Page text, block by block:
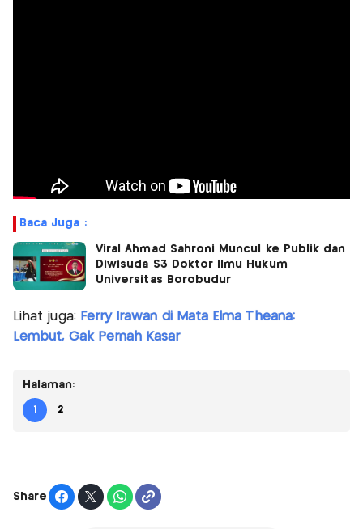
Baca Juga :
Viral Ahmad Sahroni Muncul ke Publik dan
Diwisuda S3 Doktor Ilmu Hukum
Universitas Borobudur
Lihat juga: Ferry Irawan di Mata Elma Theana:
Lembut, Gak Pernah Kasar
Halaman:
1 2
Share